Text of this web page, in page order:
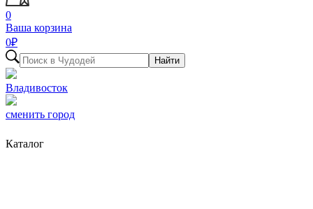
0
Ваша корзина
0₽
Найти
Владивосток
сменить город
Каталог